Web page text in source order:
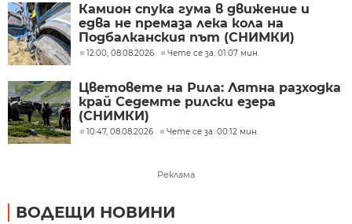
Камион спука гума в движение и
едва не премаза лека кола на
Подбалканския път (СНИМКИ)
12:00, 08.08.2026 Чете се за: 01:07 мин.
Цветовете на Рила: Лятна разходка
край Седемте рилски езера
(СНИМКИ)
10:47, 08.08.2026 Чете се за: 00:12 мин.
Реклама
ВОДЕЩИ НОВИНИ